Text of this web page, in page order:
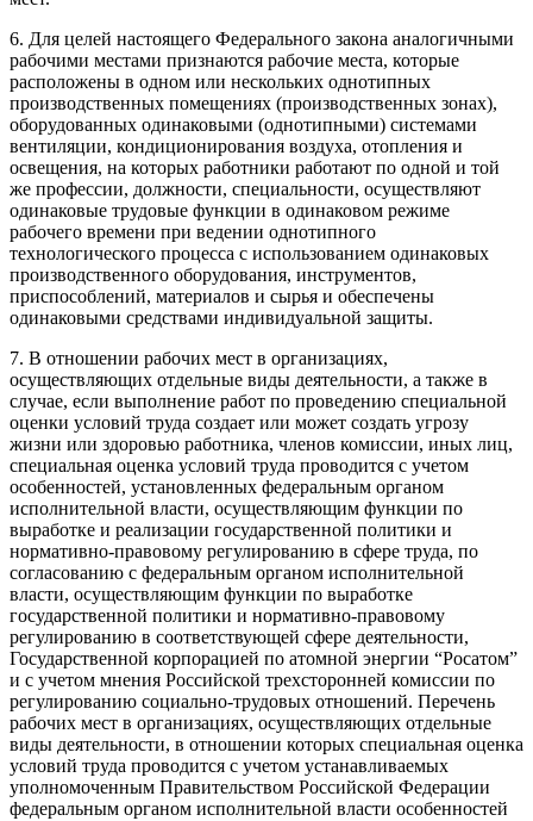
6. Для целей настоящего Федерального закона аналогичными
рабочими местами признаются рабочие места, которые
расположены в одном или нескольких однотипных
производственных помещениях (производственных зонах),
оборудованных одинаковыми (однотипными) системами
вентиляции, кондиционирования воздуха, отопления и
освещения, на которых работники работают по одной и той
же профессии, должности, специальности, осуществляют
одинаковые трудовые функции в одинаковом режиме
рабочего времени при ведении однотипного
технологического процесса с использованием одинаковых
производственного оборудования, инструментов,
приспособлений, материалов и сырья и обеспечены
одинаковыми средствами индивидуальной защиты.
7. В отношении рабочих мест в организациях,
осуществляющих отдельные виды деятельности, а также в
случае, если выполнение работ по проведению специальной
оценки условий труда создает или может создать угрозу
жизни или здоровью работника, членов комиссии, иных лиц,
специальная оценка условий труда проводится с учетом
особенностей, установленных федеральным органом
исполнительной власти, осуществляющим функции по
выработке и реализации государственной политики и
нормативно-правовому регулированию в сфере труда, по
согласованию с федеральным органом исполнительной
власти, осуществляющим функции по выработке
государственной политики и нормативно-правовому
регулированию в соответствующей сфере деятельности,
Государственной корпорацией по атомной энергии “Росатом”
и с учетом мнения Российской трехсторонней комиссии по
регулированию социально-трудовых отношений. Перечень
рабочих мест в организациях, осуществляющих отдельные
виды деятельности, в отношении которых специальная оценка
условий труда проводится с учетом устанавливаемых
уполномоченным Правительством Российской Федерации
федеральным органом исполнительной власти особенностей